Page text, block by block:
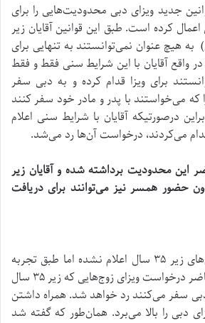
جدید ویزای دبی محدودیت‌هایی را برای
مجرد زیر ۵۰ سال اعمال کرده است. طبق این قوانین آقایان زیر
به هیچ عنوان نمی‌توانستند به تنهایی برای
در واقع آقایان با این شرایط سنی فقط و فقط
برای ویزا قدام کرده و به دبی سفر
که می‌خواستند با پدر و مادر خود سفر کنند
درصورتیکه آقایان با شرایط سنی اعلام
می‌کردند، درخواست آن‌ها رد می‌شد.
این محدودیت برداشته شده و آقایان زیر
توانند برای دریافت
قوانین مصوبی برای زوج‌های زیر ۳۵ سال اعلام نشده اما طبق تجربه
کارشناسان ما در حال حاضر درخواست ویزای زوج‌هایی که زیر ۳۵ سال
سفر می‌کنند رد خواهد شد. همراه داشتن
دبی را بالا می‌برد. همان‌طور که گفته شد